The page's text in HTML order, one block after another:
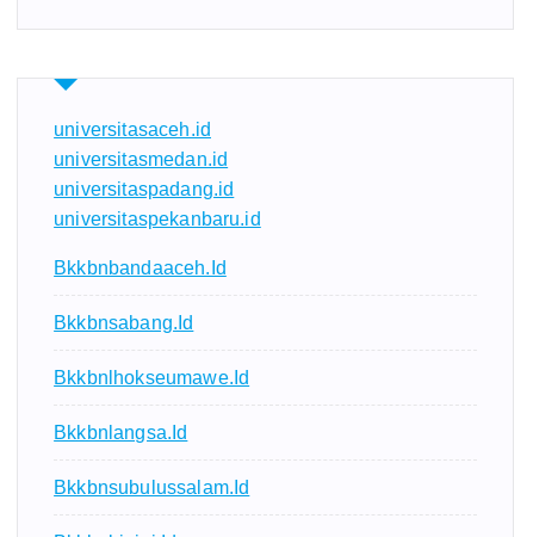
universitasaceh.id
universitasmedan.id
universitaspadang.id
universitaspekanbaru.id
Bkkbnbandaaceh.id
Bkkbnsabang.id
Bkkbnlhokseumawe.id
Bkkbnlangsa.id
Bkkbnsubulussalam.id